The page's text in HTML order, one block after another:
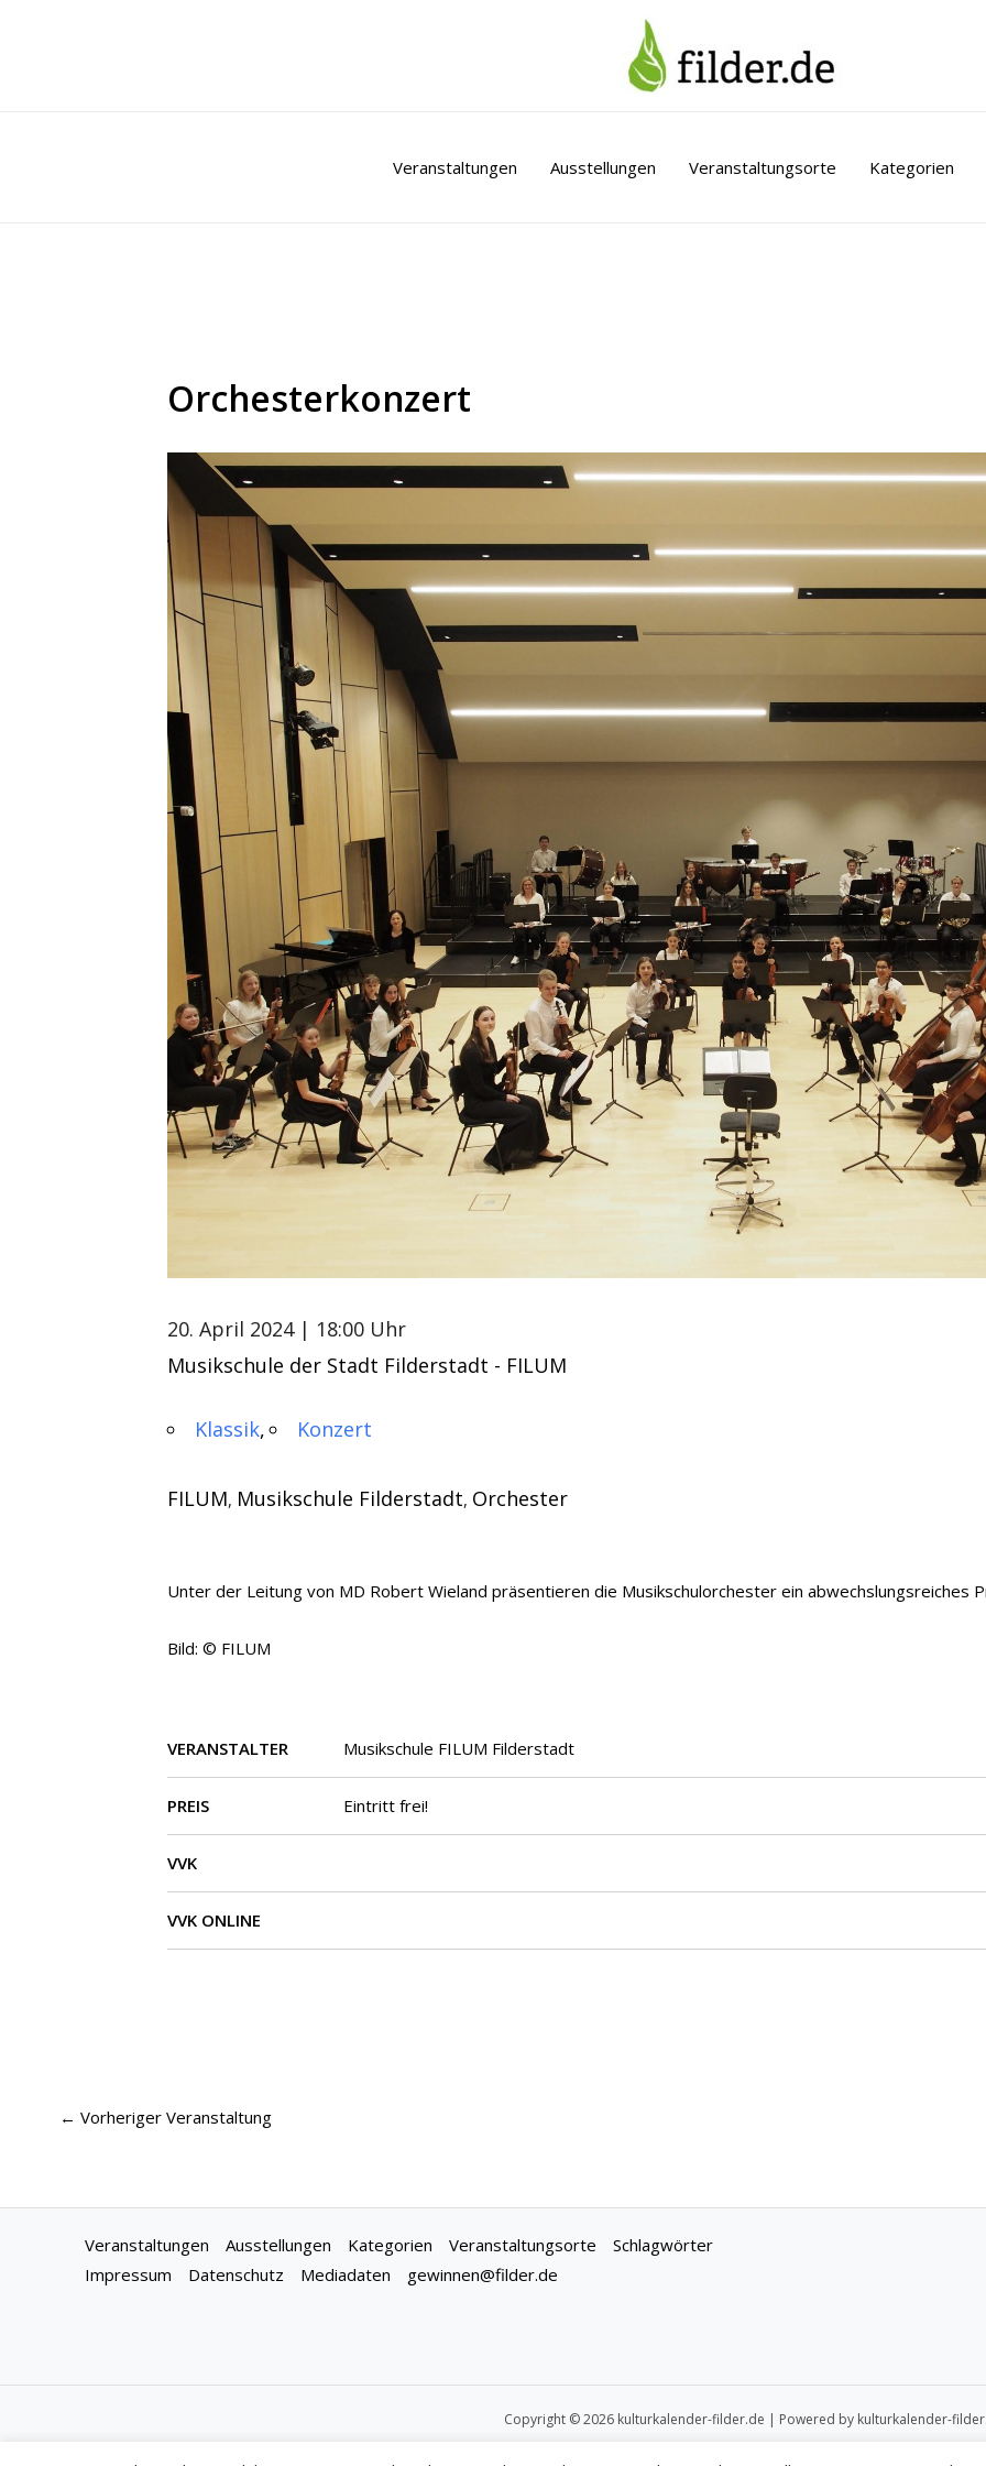
Veranstaltungen Ausstellungen Veranstaltungsorte Kategorien
Orchesterkonzert
20. April 2024 | 18:00 Uhr
Musikschule der Stadt Filderstadt - FILUM
Klassik Konzert
FILUM, Musikschule Filderstadt, Orchester
Unter der Leitung von MD Robert Wieland präsentieren die Musikschulorchester ein abwechslungsreiches
Bild: © FILUM
VERANSTALTER Musikschule FILUM Filderstadt
PREIS Eintritt frei!
VVK
VVK ONLINE
← Vorheriger Veranstaltung
Veranstaltungen Ausstellungen Kategorien Veranstaltungsorte
Schlagwörter
Impressum
Datenschutz Mediadaten gewinnen@filder.de
Copyright © 2026 kulturkalender-filder.de | Powered by kulturkalender-